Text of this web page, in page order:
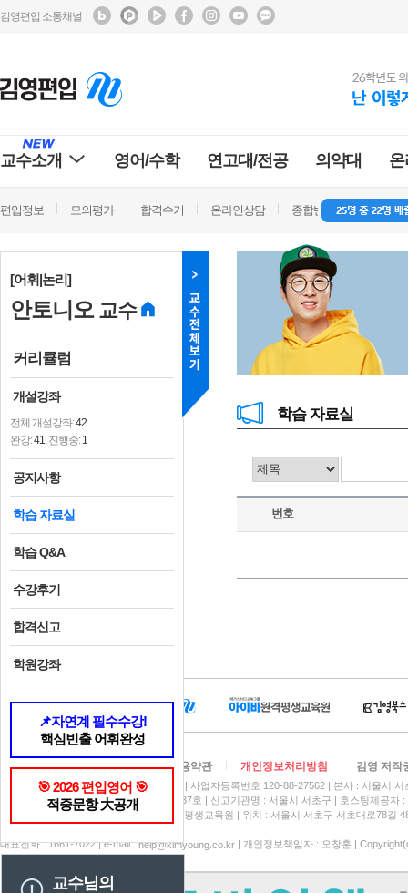
김영편입 소통채널
교수소개 영어/수학 연고대/전공 의약대
편입정보 모의평가 합격수기 온라인상담 종합반 방문상담
[어휘|논리]
안토니오교수
커리큘럼
개설강좌
전체 개설강좌:42
완강:41, 진행중:1
공지사항
학습 자료실
학습 Q&A
수강후기
합격신고
학원강좌
📌자연계 필수수강!
핵심빈출 어휘완성
🎯 2026 편입영어 🎯
적중문항 大공개
교수님의
학습 자료실
번호
회사소개 찾아오시는 길 이용약관 개인정보처리방침 김영 저작
상호 : (주)아이비김영 대표이사 : 김석철 사업자등록번호 120-88-27562
본사 : 서울시
통신판매신고번호 : 제 2020-서울서초-3437호
신고기관명 : 서울시 서초구
호스팅제공자
학원설립운영등록번호 : 제 원-352호 김영평생교육원 | 위치 : 서울시 서초구 서초대로78
대표전화 : 1661-7022 | e-mail :help@kimyoung.co.kr | 개인정보책임자 : 오창훈 |